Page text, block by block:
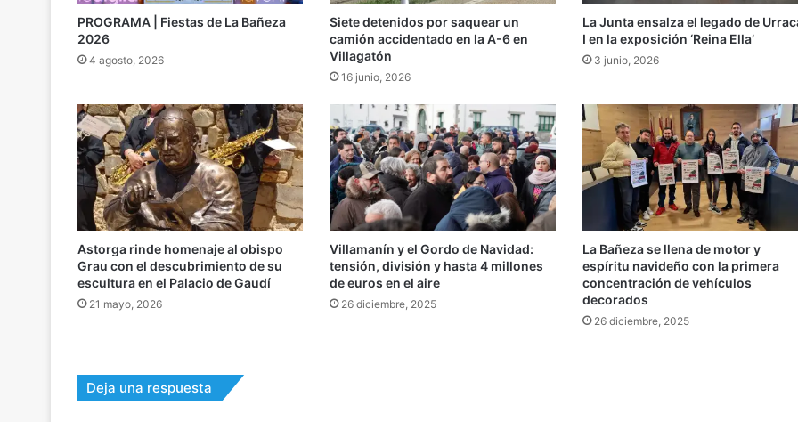
PROGRAMA | Fiestas de La Bañeza
2026
4 agosto, 2026
Siete detenidos por saquear un
camión accidentado en la A-6 en
Villagatón
16 junio, 2026
La Junta ensalza el legado de
I en la exposición ‘Reina Ella’
3 junio, 2026
Astorga rinde homenaje al obispo
Grau con el descubrimiento de su
escultura en el Palacio de Gaudí
21 mayo, 2026
Villamanín y el Gordo de Navidad:
tensión, división y hasta 4 millones
de euros en el aire
26 diciembre, 2025
La Bañeza se llena de motor y
espíritu navideño con la primera
concentración de vehículos
decorados
26 diciembre, 2025
Deja una respuesta